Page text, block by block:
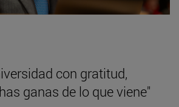
con gratitud,
ganas de lo que viene"